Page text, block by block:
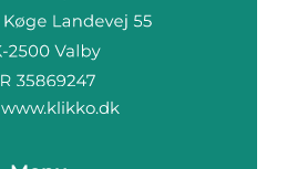
www.klikko.dk